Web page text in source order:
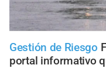
Gestión de Riesgo
portal informativo